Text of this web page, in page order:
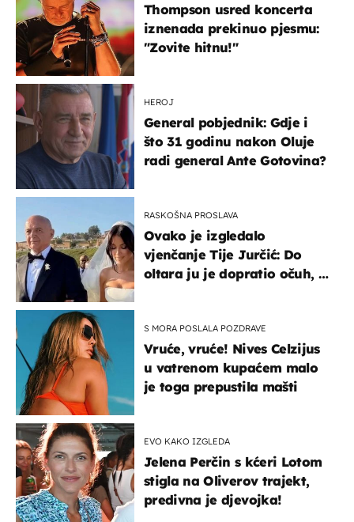
Thompson usred koncerta
iznenada prekinuo pjesmu:
"Zovite hitnu!"
HEROJ
General pobjednik: Gdje i
što 31 godinu nakon Oluje
radi general Ante Gotovina?
RASKOŠNA PROSLAVA
Ovako je izgledalo
vjenčanje Tije Jurčić: Do
oltara ju je dopratio očuh, a
S MORA POSLALA POZDRAVE
Vruće, vruće! Nives Celzijus
u vatrenom kupaćem malo
je toga prepustila mašti
EVO KAKO IZGLEDA
Jelena Perčin s kćeri Lotom
stigla na Oliverov trajekt,
predivna je djevojka!